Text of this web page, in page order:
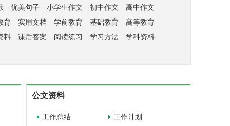
优美句子 小学生作文 初中作文
高中作文
育 实用文档 学前教育 基础教育
高等教育
料 课后答案 阅读练习 学习方法
学科资料
公文资料
工作总结
工作计划